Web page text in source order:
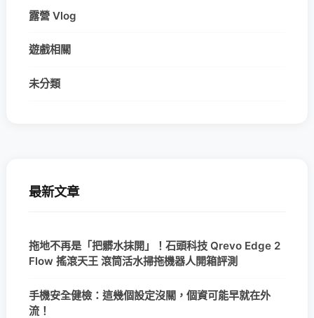
露營 Vlog
遊戲相關
未分類
最新文章
拖地不再是「把髒水抹開」！石頭科技 Qrevo Edge 2
Flow 搖滾天王 滾筒活水掃拖機器人開箱評測
手機安全健檢：這幾個設定沒關，個資可能早就在外
流！